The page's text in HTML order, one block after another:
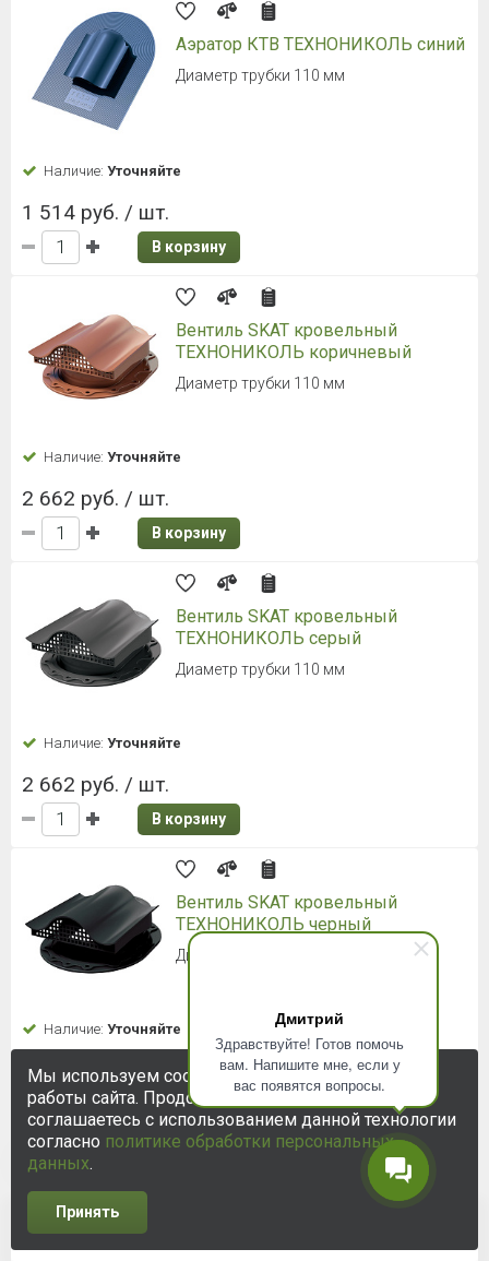
Дмитрий
Здравствуйте! Готов помочь
вам. Напишите мне, если у
вас появятся вопросы.
Аэратор КТВ ТЕХНОНИКОЛЬ синий
Диаметр трубки 110 мм
Наличие: Уточняйте
1 514 руб. / шт.
В корзину
Вентиль SKAT кровельный
ТЕХНОНИКОЛЬ коричневый
Диаметр трубки 110 мм
Наличие: Уточняйте
2 662 руб. / шт.
В корзину
Вентиль SKAT кровельный
ТЕХНОНИКОЛЬ серый
Диаметр трубки 110 мм
Наличие: Уточняйте
2 662 руб. / шт.
В корзину
Вентиль SKAT кровельный
ТЕХНОНИКОЛЬ черный
Диаметр трубки 110 мм
Наличие: Уточняйте
2 662 руб. / шт.
В корзину
Вентиль SKAT кровельный
Мы используем cookie-файлы для улучшения
работы сайта. Продолжая использовать сайт, вы
соглашаетесь с использованием данной технологии
согласно политике обработки персональных
данных.
Принять